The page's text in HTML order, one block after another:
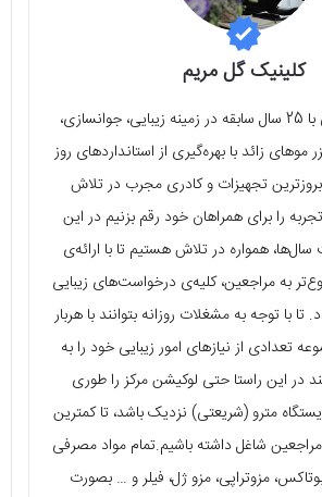
کلینیک گل مریم
دکتر منیژه صمیمی با 25 سال سابقه در زمینه زیبایی، جوانسازی،
زائد با بهره‌گیری از استانداردهای روز
تجهیزات و کادری مجرب در تلاش
را برای همراهان خود رقم بزنیم در این
همواره در تلاش هستیم تا با ارائه‌ی
به مراجعین، کلیه‌ی درخواست‌های زیبایی
با توجه به مشغلات روزانه بتوانند با هربار
تعدادی از نیازهای امور زیبایی خود را به
در این راستا حتی لوکیشن مرکز را طوری
مترو (شریعتی) نزدیک باشد، تا کمترین
شاغل داشته باشیم.تمام مواد مصرفی
مزوتراپی، مزو ژل، فیلر و … بصورت